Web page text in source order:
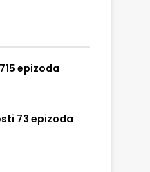
epizoda
73 epizoda